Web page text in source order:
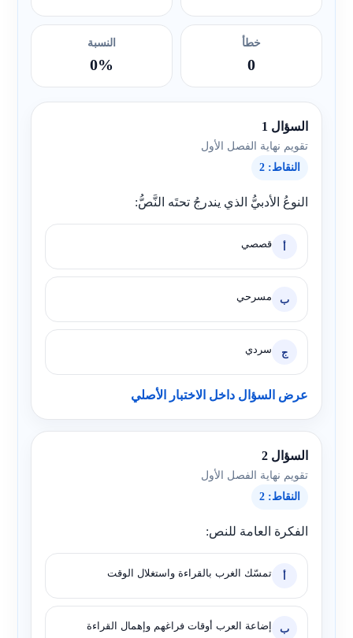
خطأ
0
النسبة
0%
السؤال 1
تقويم نهاية الفصل الأول
النقاط: 2
النوعُ الأدبيُّ الذي يندرجُ تحتَه النَّصُّ:
أ قصصي
ب مسرحي
ج سردي
عرض السؤال داخل الاختبار الأصلي
السؤال 2
تقويم نهاية الفصل الأول
النقاط: 2
الفكرة العامة للنص:
أ تمسّك الغرب بالقراءة واستغلال الوقت
ب إضاعة العرب أوقات فراغهم وإهمال القراءة